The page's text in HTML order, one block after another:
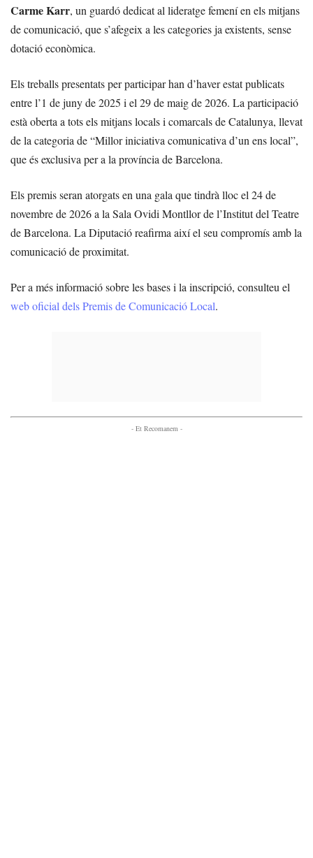
Carme Karr, un guardó dedicat al lideratge femení en els mitjans
de comunicació, que s’afegeix a les categories ja existents, sense
dotació econòmica.
Els treballs presentats per participar han d’haver estat publicats
entre l’1 de juny de 2025 i el 29 de maig de 2026. La participació
està oberta a tots els mitjans locals i comarcals de Catalunya, llevat
de la categoria de “Millor iniciativa comunicativa d’un ens local”,
que és exclusiva per a la província de Barcelona.
Els premis seran atorgats en una gala que tindrà lloc el 24 de
novembre de 2026 a la Sala Ovidi Montllor de l’Institut del Teatre
de Barcelona. La Diputació reafirma així el seu compromís amb la
comunicació de proximitat.
Per a més informació sobre les bases i la inscripció, consulteu el
web oficial dels Premis de Comunicació Local.
- Et Recomanem -